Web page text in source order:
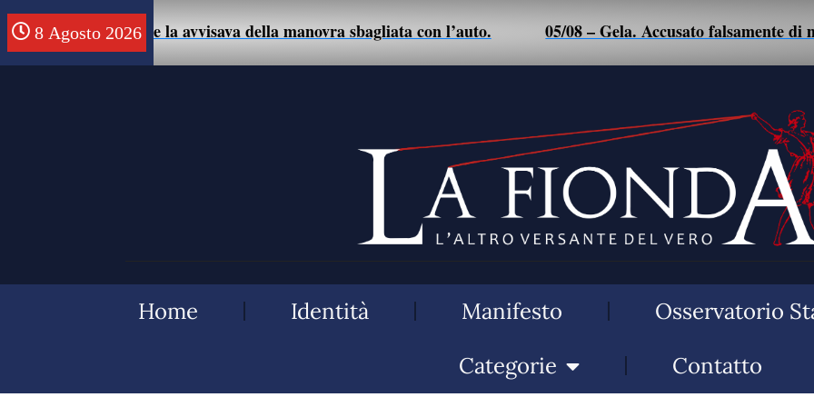
8 Agosto 2026
un uomo che la avvisava della manovra sbagliata con l’auto. 05/08 – Gela. Accusato falsamente di
Home Identità Manifesto Osservatorio
Categorie
Contatto